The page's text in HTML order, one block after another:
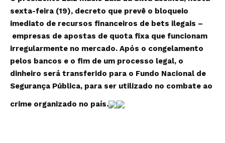
sexta-feira (19), decreto que prevê o bloqueio
imediato de recursos financeiros de bets ilegais –
empresas de apostas de quota fixa que funcionam
irregularmente no mercado. Após o congelamento
pelos bancos e o fim de um processo legal, o
dinheiro será transferido para o Fundo Nacional de
Segurança Pública, para ser utilizado no combate ao
crime organizado no país.